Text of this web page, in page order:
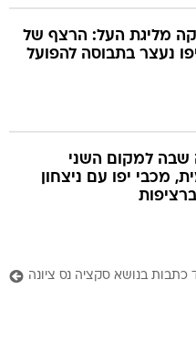
מליגת העל: הרצף של
נעצר בתבוסה להפועל
שבה למקום השני
מכבי יפו עם ניצחון
כתבות בנושא סקציה נס ציונה